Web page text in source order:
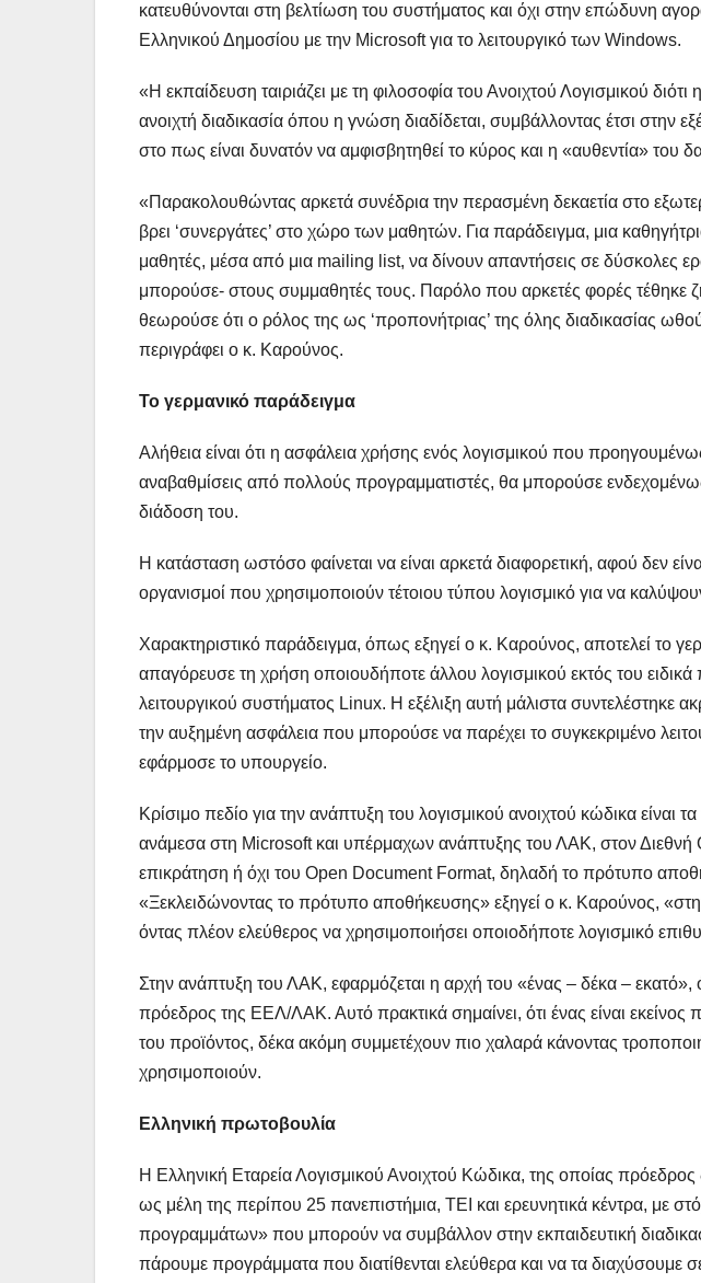
κατευθύνονται στη βελτίωση του συστήματος και όχι στην επώδυνη
Ελληνικού Δημοσίου με την Microsoft για το λειτουργικό των Windows.
«Η εκπαίδευση ταιριάζει με τη φιλοσοφία του Ανοιχτού Λογισμικού διότι
ανοιχτή διαδικασία όπου η γνώση διαδίδεται, συμβάλλοντας έτσι στην
στο πως είναι δυνατόν να αμφισβητηθεί το κύρος και η «αυθεντία» του
«Παρακολουθώντας αρκετά συνέδρια την περασμένη δεκαετία στο
βρει ‘συνεργάτες’ στο χώρο των μαθητών. Για παράδειγμα, μια
μαθητές, μέσα από μια mailing list, να δίνουν απαντήσεις σε δύσκολες
μπορούσε- στους συμμαθητές τους. Παρόλο που αρκετές φορές τέθηκε
θεωρούσε ότι ο ρόλος της ως ‘προπονήτριας’ της όλης διαδικασίας
περιγράφει ο κ. Καρούνος.
Το γερμανικό παράδειγμα
Αλήθεια είναι ότι η ασφάλεια χρήσης ενός λογισμικού που
αναβαθμίσεις από πολλούς προγραμματιστές, θα μπορούσε
διάδοση του.
Η κατάσταση ωστόσο φαίνεται να είναι αρκετά διαφορετική, αφού δεν είναι
οργανισμοί που χρησιμοποιούν τέτοιου τύπου λογισμικό για να
Χαρακτηριστικό παράδειγμα, όπως εξηγεί ο κ. Καρούνος, αποτελεί το
απαγόρευσε τη χρήση οποιουδήποτε άλλου λογισμικού εκτός του
λειτουργικού συστήματος Linux. Η εξέλιξη αυτή μάλιστα συντελέστηκε
την αυξημένη ασφάλεια που μπορούσε να παρέχει το συγκεκριμένο
εφάρμοσε το υπουργείο.
Κρίσιμο πεδίο για την ανάπτυξη του λογισμικού ανοιχτού κώδικα είναι
ανάμεσα στη Microsoft και υπέρμαχων ανάπτυξης του ΛΑΚ, στον
επικράτηση ή όχι του Open Document Format, δηλαδή το πρότυπο
«Ξεκλειδώνοντας το πρότυπο αποθήκευσης» εξηγεί ο κ. Καρούνος,
όντας πλέον ελεύθερος να χρησιμοποιήσει οποιοδήποτε λογισμικό
Στην ανάπτυξη του ΛΑΚ, εφαρμόζεται η αρχή του «ένας – δέκα – εκατό»,
πρόεδρος της ΕΕΛ/ΛΑΚ. Αυτό πρακτικά σημαίνει, ότι ένας είναι εκείνος
του προϊόντος, δέκα ακόμη συμμετέχουν πιο χαλαρά κάνοντας
χρησιμοποιούν.
Ελληνική πρωτοβουλία
Η Ελληνική Εταρεία Λογισμικού Ανοιχτού Κώδικα, της οποίας πρόεδρος
ως μέλη της περίπου 25 πανεπιστήμια, ΤΕΙ και ερευνητικά κέντρα, με
προγραμμάτων» που μπορούν να συμβάλλον στην εκπαιδευτική
πάρουμε προγράμματα που διατίθενται ελεύθερα και να τα διαχύσουμε